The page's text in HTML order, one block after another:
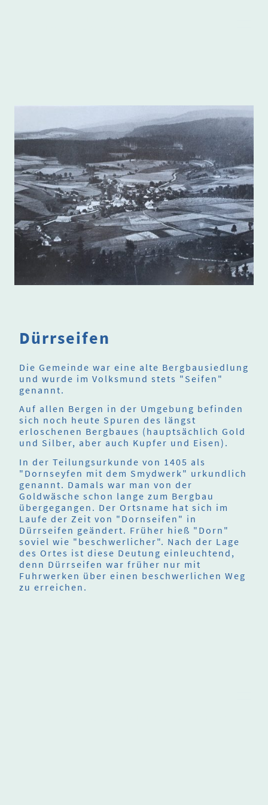
Dürrseifen
Die Gemeinde war eine alte Bergbausiedlung
und wurde im Volksmund stets "Seifen"
genannt.
Auf allen Bergen in der Umgebung befinden
sich noch heute Spuren des längst
erloschenen Bergbaues (hauptsächlich Gold
und Silber, aber auch Kupfer und Eisen).
In der Teilungsurkunde von 1405 als
"Dornseyfen mit dem Smydwerk" urkundlich
genannt. Damals war man von der
Goldwäsche schon lange zum Bergbau
übergegangen. Der Ortsname hat sich im
Laufe der Zeit von "Dornseifen" in
Dürrseifen geändert. Früher hieß "Dorn"
soviel wie "beschwerlicher". Nach der Lage
des Ortes ist diese Deutung einleuchtend,
denn Dürrseifen war früher nur mit
Fuhrwerken über einen beschwerlichen Weg
zu erreichen.